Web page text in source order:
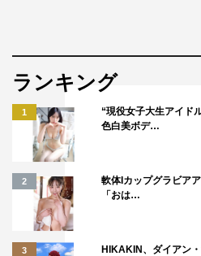
ランキング
1
“現役女子大生アイド
色白美ボデ…
2
軟体Iカップグラビア
「おは…
3
HIKAKIN、ダイアン